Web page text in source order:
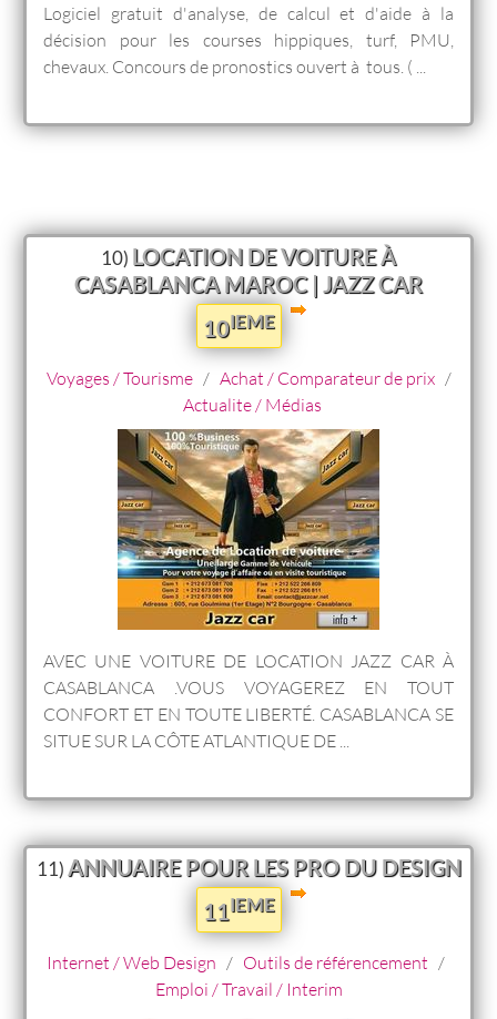
Logiciel gratuit d'analyse, de calcul et d'aide à la
décision pour les courses hippiques, turf, PMU,
chevaux. Concours de pronostics ouvert à tous. ( ...
10) LOCATION DE VOITURE À
CASABLANCA MAROC | JAZZ CAR
10IEME
Voyages / Tourisme/ Achat / Comparateur de prix/
Actualite / Médias
AVEC UNE VOITURE DE LOCATION JAZZ CAR À
CASABLANCA .VOUS VOYAGEREZ EN TOUT
CONFORT ET EN TOUTE LIBERTÉ. CASABLANCA SE
SITUE SUR LA CÔTE ATLANTIQUE DE ...
11)ANNUAIRE POUR LES PRO DU DESIGN
11IEME
Internet / Web Design / Outils de référencement /
Emploi / Travail / Interim